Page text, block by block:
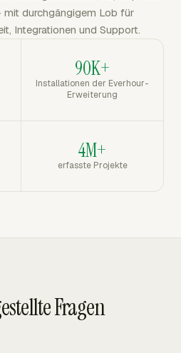
durchgängigem Lob für
Integrationen und Support.
90K+
Installationen der Everhour-
Erweiterung
4M+
erfasste Projekte
Fragen